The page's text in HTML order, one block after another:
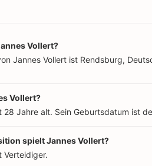
Vollert?
Jannes Vollert ist Rendsburg,
Vollert?
28 Jahre alt. Sein Geburtsdatum ist
spielt Jannes Vollert?
Verteidiger.